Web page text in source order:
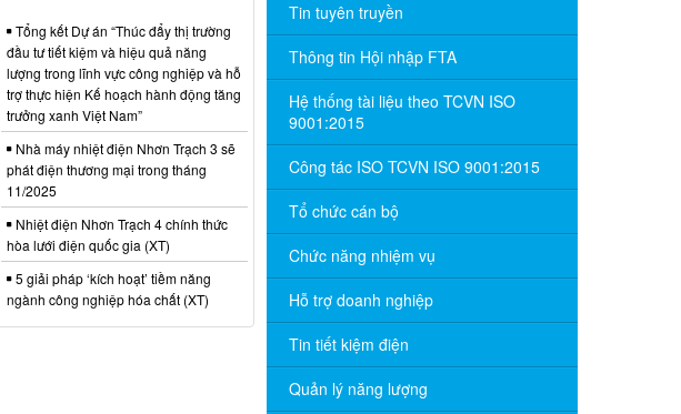
Tin tuyên truyền
Thông tin Hội nhập FTA
Hệ thống tài liệu theo TCVN ISO
9001:2015
Công tác ISO TCVN ISO 9001:2015
Tổ chức cán bộ
Chức năng nhiệm vụ
Hỗ trợ doanh nghiệp
Tin tiết kiệm điện
Quản lý năng lượng
Tổng kết Dự án “Thúc đẩy thị trường
đầu tư tiết kiệm và hiệu quả năng
lượng trong lĩnh vực công nghiệp và hỗ
trợ thực hiện Kế hoạch hành động tăng
trưởng xanh Việt Nam”
Nhà máy nhiệt điện Nhơn Trạch 3 sẽ
phát điện thương mại trong tháng
11/2025
Nhiệt điện Nhơn Trạch 4 chính thức
hòa lưới điện quốc gia (XT)
5 giải pháp ‘kích hoạt’ tiềm năng
ngành công nghiệp hóa chất (XT)